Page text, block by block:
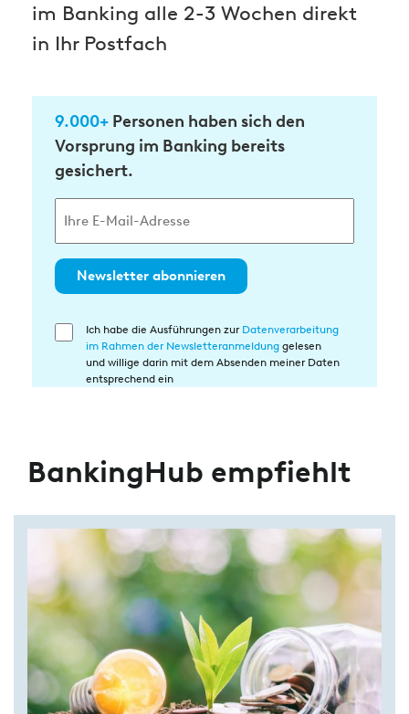
im Banking alle 2-3 Wochen direkt
in Ihr Postfach
9.000+ Personen haben sich den
Vorsprung im Banking bereits
gesichert.
Newsletter abonnieren
Einwilligung
Ich habe die Ausführungen zur Datenverarbeitung
im Rahmen der Newsletteranmeldung gelesen
und willige darin mit dem Absenden meiner Daten
entsprechend ein
BankingHub empfiehlt